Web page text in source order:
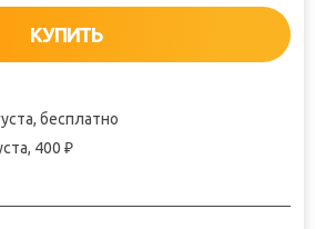
КУПИТЬ
бесплатно
400 ₽